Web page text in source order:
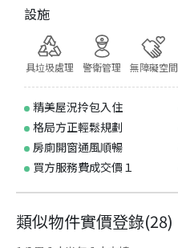
設施
具垃圾處理 警衛管理 無障礙空間
精美屋況拎包入住
格局方正輕鬆規劃
房廁開窗通風順暢
買方服務費成交價１
類似物件實價登錄(28)